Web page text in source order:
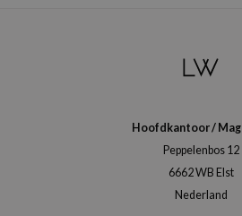
Hoofdkantoor /
Peppelenbos 12
6662 WB Elst
Nederland